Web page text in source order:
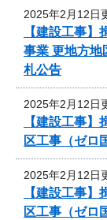
2025年2月12日
【建設工事
事業 更地方地
札公告
2025年2月12日
【建設工事
区工事（ゼロ
2025年2月12日
【建設工事
区工事（ゼロ